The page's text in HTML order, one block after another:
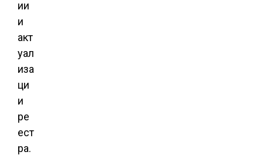
ии
и
акт
уал
иза
ци
и
ре
ест
ра.